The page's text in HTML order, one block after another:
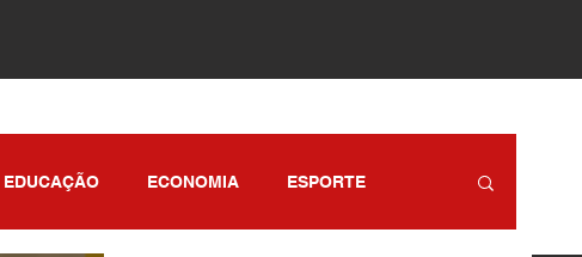
EDUCAÇÃO ECONOMIA ESPORTE